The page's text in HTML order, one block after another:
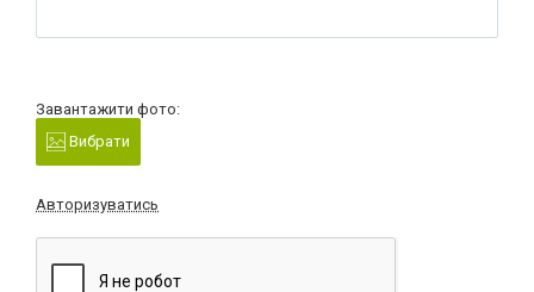
Завантажити фото:
Вибрати
Авторизуватись